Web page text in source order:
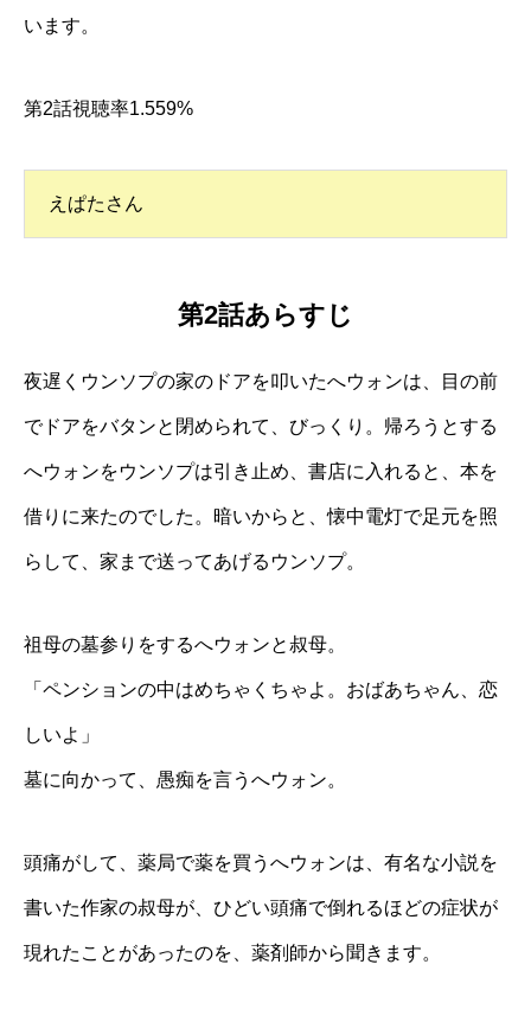
います。
第2話視聴率1.559%
えぱたさん
第2話あらすじ
夜遅くウンソプの家のドアを叩いたへウォンは、目の前
でドアをバタンと閉められて、びっくり。帰ろうとする
へウォンをウンソプは引き止め、書店に入れると、本を
借りに来たのでした。暗いからと、懐中電灯で足元を照
らして、家まで送ってあげるウンソプ。
祖母の墓参りをするへウォンと叔母。
「ペンションの中はめちゃくちゃよ。おばあちゃん、恋
しいよ」
墓に向かって、愚痴を言うへウォン。
頭痛がして、薬局で薬を買うへウォンは、有名な小説を
書いた作家の叔母が、ひどい頭痛で倒れるほどの症状が
現れたことがあったのを、薬剤師から聞きます。